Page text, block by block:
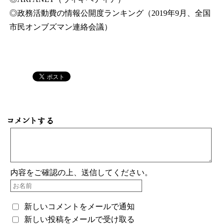
◎政務活動費の情報公開度ランキング（2019年9月、全国
市民オンブズマン連絡会議）
コメントする
内容をご確認の上、送信してください。
新しいコメントをメールで通知
新しい投稿をメールで受け取る